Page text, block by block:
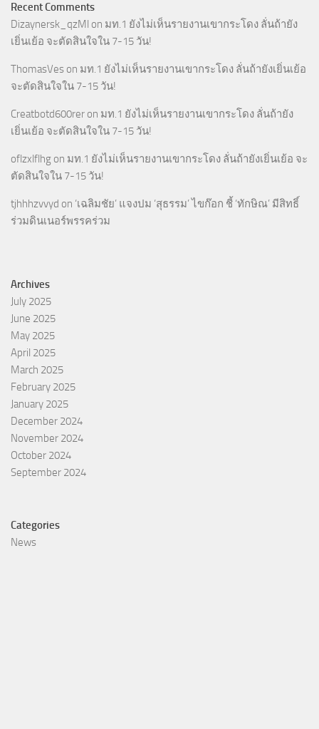
Recent Comments
Dizaynersk_qzMl on มท.1 ยังไม่เห็นรายงานเขากระโดง ลั่นถ้ายัง
เยิ่นเย้อ จะตัดสินใจใน 7-15 วัน!
ThomasVes on มท.1 ยังไม่เห็นรายงานเขากระโดง ลั่นถ้ายังเยิ่นเย้อ
จะตัดสินใจใน 7-15 วัน!
Creatbotd600rer on มท.1 ยังไม่เห็นรายงานเขากระโดง ลั่นถ้ายัง
เยิ่นเย้อ จะตัดสินใจใน 7-15 วัน!
oflzxlflhg on มท.1 ยังไม่เห็นรายงานเขากระโดง ลั่นถ้ายังเยิ่นเย้อ จะ
ตัดสินใจใน 7-15 วัน!
tjhhhzvvyd on ‘เฉลิมชัย’ แจงปม ‘สุธรรม’ ไขก๊อก ชี้ ‘ทักษิณ’ มีสิทธิ์
ร่วมดินเนอร์พรรคร่วม
Archives
July 2025
June 2025
May 2025
April 2025
March 2025
February 2025
January 2025
December 2024
November 2024
October 2024
September 2024
Categories
News